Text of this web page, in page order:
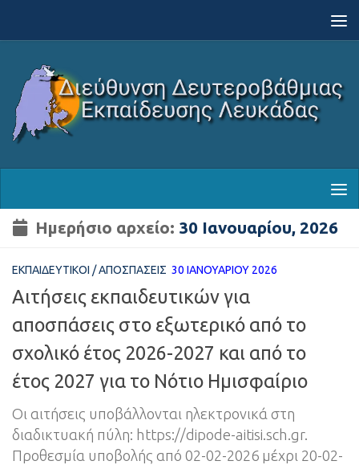
Ημερήσιο αρχείο: 30 Ιανουαρίου, 2026
ΕΚΠΑΙΔΕΥΤΙΚΟΊ /ΑΠΟΣΠΆΣΕΙΣ 30 ΙΑΝΟΥΑΡΊΟΥ 2026
Αιτήσεις εκπαιδευτικών για
αποσπάσεις στο εξωτερικό από το
σχολικό έτος 2026-2027 και από το
έτος 2027 για το Νότιο Ημισφαίριο
Οι αιτήσεις υποβάλλονται ηλεκτρονικά στη
διαδικτυακή πύλη: https://dipode-aitisi.sch.gr.
Προθεσμία υποβολής από 02-02-2026 μέχρι 20-02-